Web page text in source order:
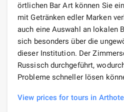
örtlichen Bar Art können Sie
mit Getränken edler Marken
auch eine Auswahl an lokalen
sich besonders über die
dieser Institution. Der
Russisch durchgeführt,
Probleme schneller lösen
View prices for tours in